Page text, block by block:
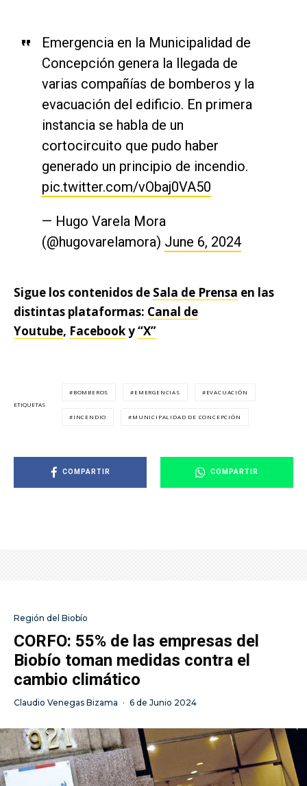
Emergencia en la Municipalidad de
Concepción genera la llegada de
varias compañías de bomberos y la
evacuación del edificio. En primera
instancia se habla de un
cortocircuito que pudo haber
generado un principio de incendio.
pic.twitter.com/vObaj0VA50
— Hugo Varela Mora
(@hugovarelamora) June 6, 2024
Sigue los contenidos de Sala de Prensa en las
distintas plataformas: Canal de
Youtube, Facebooky“X”
ETIQUETAS
BOMBEROS EMERGENCIAS EVACUACIÓN
INCENDIO MUNICIPALIDAD DE CONCEPCIÓN
COMPARTIR COMPARTIR
Región del Biobío
CORFO: 55% de las empresas del
Biobío toman medidas contra el
cambio climático
Claudio Venegas Bizama · 6 de Junio 2024